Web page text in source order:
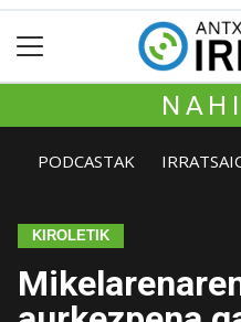
PODCASTAK
KIROLETIK